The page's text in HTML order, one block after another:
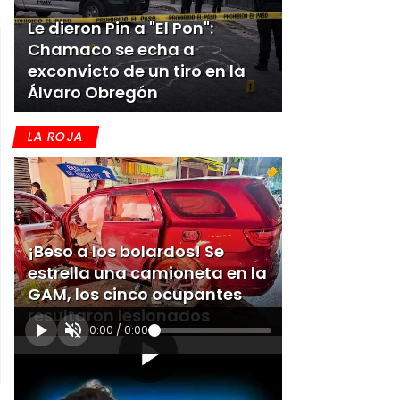
Le dieron Pin a "El Pon":
Chamaco se echa a
exconvicto de un tiro en la
Álvaro Obregón
LA ROJA
¡Beso a los bolardos! Se
estrella una camioneta en la
GAM, los cinco ocupantes
resultaron lesionados
0:00 / 0:00
[Publicidad]